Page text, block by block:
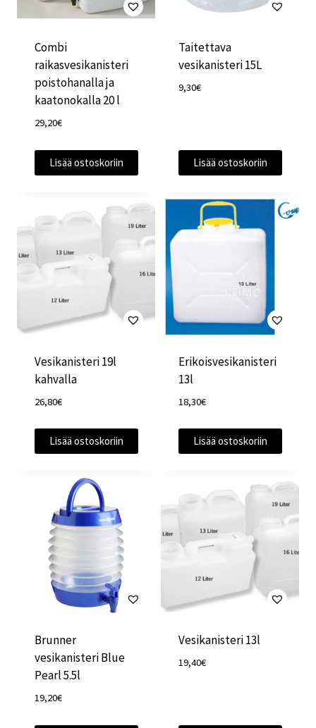
Combi
raikasvesikanisteri
poistohanalla ja
kaatonokalla 20 l
29,20€
Lisää ostoskoriin
Taitettava
vesikanisteri 15L
9,30€
Lisää ostoskoriin
Vesikanisteri 19l
kahvalla
26,80€
Lisää ostoskoriin
Erikoisvesikanisteri
13l
18,30€
Lisää ostoskoriin
Brunner
vesikanisteri Blue
Pearl 5.5l
19,20€
Vesikanisteri 13l
19,40€